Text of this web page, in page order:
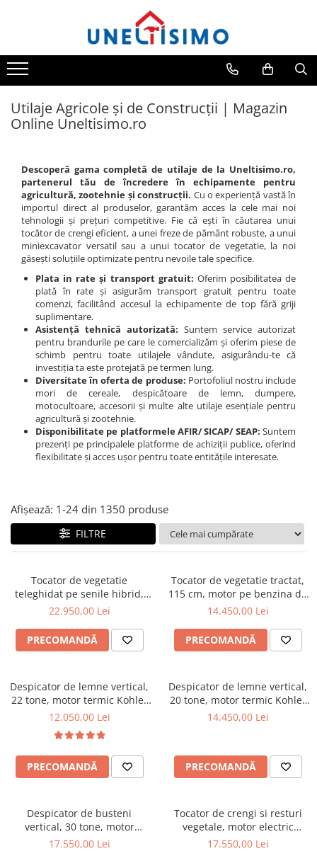
Toate Produsele
Tocatoare crengi si resturi vegetale
Prelucrare biomasa
Aspiratoare si suflante frunze
Balotiere
Despicatoare cu motor termic
Despicatoare electrice
Despicatoare hidraulice
Despicatoare priza tractor PTO
Fierastraie circulare lemne
Infoliatoare
Linii taiere si despicare
Masini de maturat
Mori de cereale
Polizoare de cioturi pomi
Tocatoare electrice
Tocatoare hidraulice
Tocatoare pe benzina
Utilaje de fabricat peleti
Transport si manipulare
Dumpere si roabe
Benzi transportoare
Cupe transport
Incarcatoare telescopice
Incarcatoare telescopice rotative
Nacele
Remorci
Remorci agricole
Remorci Tehnologice
Sisteme spalat
Trolii forestiere
Prelucrarea solului
Utilaje Agricole și de Construcții | Magazin
Online Uneltisimo.ro
Descoperă gama completă de utilaje de la Uneltisimo.ro,
partenerul tău de încredere în echipamente pentru
agricultură, zootehnie și construcții. Cu o experiență vastă în
importul direct al produselor, garantăm acces la cele mai noi
tehnologii și prețuri competitive. Fie că ești în căutarea unui
tocător de crengi eficient, a unei freze de pământ robuste, a unui
miniexcavator versatil sau a unui tocator de vegetatie, la noi
găsești soluțiile optimizate pentru nevoile tale specifice.
Plata in rate și transport gratuit: Oferim posibilitatea de
plată în rate și asigurăm transport gratuit pentru toate
comenzi, facilitând accesul la echipamente de top fără griji
suplimentare.
Asistență tehnică autorizată: Suntem service autorizat
pentru brandurile pe care le comercializăm și oferim piese de
schimb pentru toate utilajele vândute, asigurându-te că
investiția ta este protejată pe termen lung.
Diversitate în oferta de produse: Portofoliul nostru include
mori de cereale, despicătoare de lemn, dumpere,
motocultoare, accesorii și multe alte utilaje esențiale pentru
agricultură și zootehnie.
Disponibilitate pe platformele AFIR/ SICAP/ SEAP: Suntem
prezenți pe principalele platforme de achiziții publice, oferind
flexibilitate și acces ușor pentru toate entitățile interesate.
Afișează: 1-24 din 1350 produse
FILTRE
Tocator de vegetatie
teleghidat pe senile hibrid,
benzina, 120 cm, motor
RSC120PRO Hibrid
22.950,00 Lei
PRECOMANDĂ
Tocator de vegetatie tractat,
115 cm, motor pe benzina de
15 CP, Jansen AT-120
14.450,00 Lei
PRECOMANDĂ
Despicator de lemne vertical,
22 tone, motor termic Kohler
6.5 CP, Jansen HS-22A62
12.050,00 Lei
PRECOMANDĂ
Despicator de lemne vertical,
20 tone, motor termic Kohler
de 6.5CP, Jansen HS-20H110
14.450,00 Lei
PRECOMANDĂ
Despicator de busteni
vertical, 30 tone, motor
electric trifazat/ priza tractor
17.550,00 Lei
Tocator de crengi si resturi
vegetale, motor electric
trifazat de 10 CP, diametru
17.550,00 Lei